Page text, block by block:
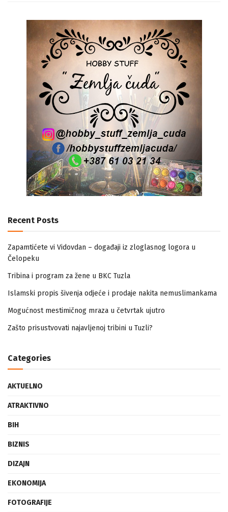
Recent Posts
Zapamtićete vi Vidovdan – događaji iz zloglasnog logora u
Čelopeku
Tribina i program za žene u BKC Tuzla
Islamski propis šivenja odjeće i prodaje nakita nemuslimankama
Mogućnost mestimičnog mraza u četvrtak ujutro
Zašto prisustvovati najavljenoj tribini u Tuzli?
Categories
AKTUELNO
ATRAKTIVNO
BIH
BIZNIS
DIZAJN
EKONOMIJA
FOTOGRAFIJE